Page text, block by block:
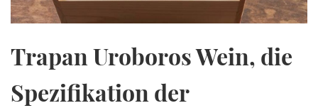
Trapan Uroboros Wein, die
Spezifikation der